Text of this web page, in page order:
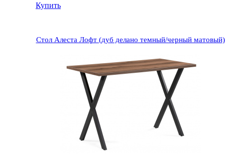
Купить
Стол Алеста Лофт (дуб делано темный/черный матовый)